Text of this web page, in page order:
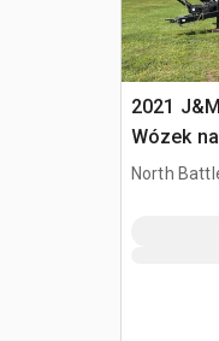
2021
Wózek
North